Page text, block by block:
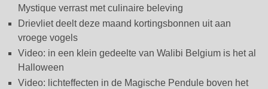
Mystique verrast met culinaire beleving
Drievliet deelt deze maand kortingsbonnen uit aan
vroege vogels
Video: in een klein gedeelte van Walibi Belgium is het al
Halloween
Video: lichteffecten in de Magische Pendule boven het